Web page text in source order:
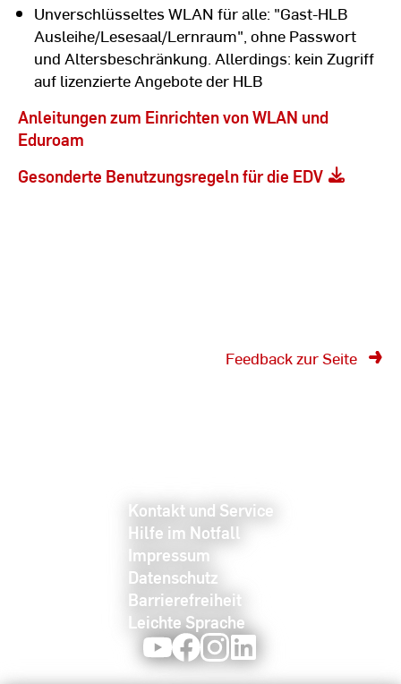
Unverschlüsseltes WLAN für alle: "Gast-HLB
Ausleihe/Lesesaal/Lernraum", ohne Passwort
und Altersbeschränkung. Allerdings: kein Zugriff
auf lizenzierte Angebote der HLB
Anleitungen zum Einrichten von WLAN und
Eduroam
Gesonderte Benutzungsregeln für die EDV
Feedback zur Seite
Kontakt und Service
Hilfe im Notfall
Impressum
Datenschutz
Barrierefreiheit
Leichte Sprache
YoutubeFacebookInstagram